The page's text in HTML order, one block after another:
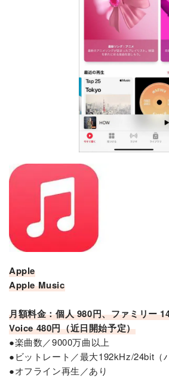
Apple
Apple Music
月額料金：個人 980円、ファミリー
Voice 480円（近日開始予定）
●楽曲数／9000万曲以上
●ビットレート／最大192kHz/24bit（
●オフライン再生／あり